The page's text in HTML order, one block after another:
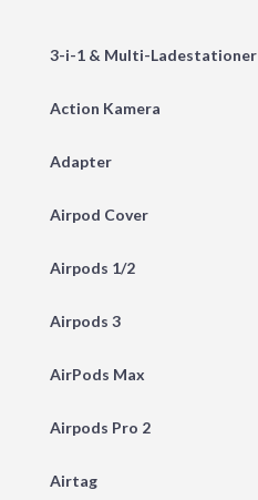
3-i-1 & Multi-Ladestationer
Action Kamera
Adapter
Airpod Cover
Airpods 1/2
Airpods 3
AirPods Max
Airpods Pro 2
Airtag